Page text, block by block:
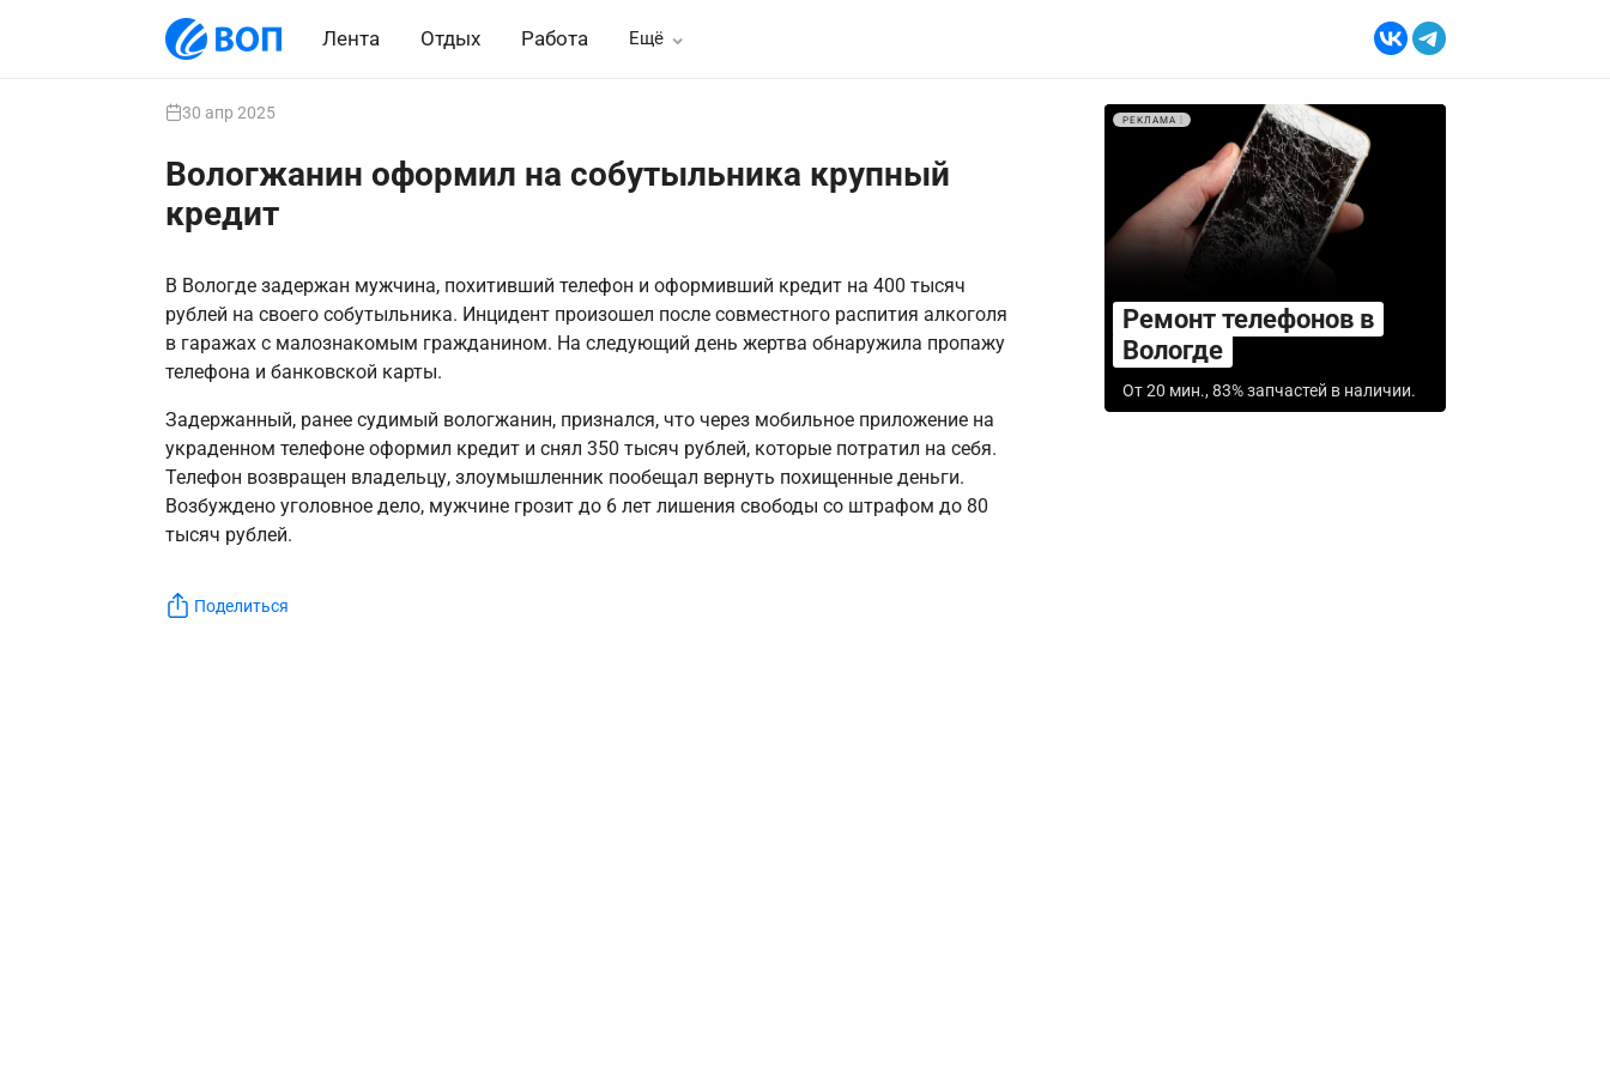
Лента Отдых Работа Ещё
30 апр 2025
Вологжанин оформил на собутыльника крупный
кредит
В Вологде задержан мужчина, похитивший телефон и оформивший кредит на 400 тысяч
рублей на своего собутыльника. Инцидент произошел после совместного распития алкоголя
в гаражах с малознакомым гражданином. На следующий день жертва обнаружила пропажу
телефона и банковской карты.
Задержанный, ранее судимый вологжанин, признался, что через мобильное приложение на
украденном телефоне оформил кредит и снял 350 тысяч рублей, которые потратил на себя.
Телефон возвращен владельцу, злоумышленник пообещал вернуть похищенные деньги.
Возбуждено уголовное дело, мужчине грозит до 6 лет лишения свободы со штрафом до 80
тысяч рублей.
Поделиться
РЕКЛАМА
Ремонт телефонов в
Вологде
От 20 мин., 83% запчастей в наличии.